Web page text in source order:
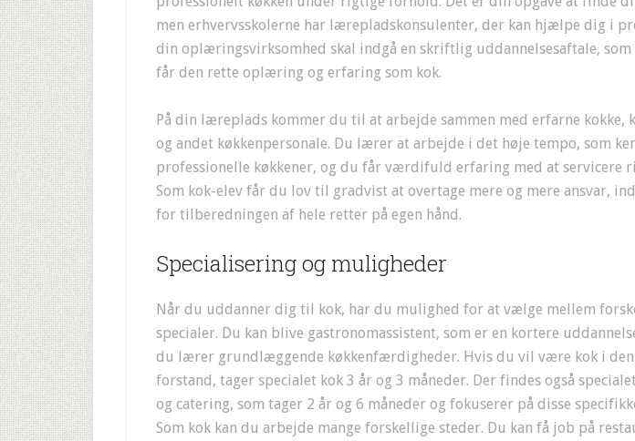
men erhvervsskolerne har lærepladskonsulenter, der kan hjælpe dig i
din oplæringsvirksomhed skal indgå en skriftlig uddannelsesaftale, som
får den rette oplæring og erfaring som kok.
På din læreplads kommer du til at arbejde sammen med erfarne kokke,
og andet køkkenpersonale. Du lærer at arbejde i det høje tempo, som
professionelle køkkener, og du får værdifuld erfaring med at servicere
Som kok-elev får du lov til gradvist at overtage mere og mere ansvar,
for tilberedningen af hele retter på egen hånd.
Specialisering og muligheder
Når du uddanner dig til kok, har du mulighed for at vælge mellem
specialer. Du kan blive gastronomassistent, som er en kortere
du lærer grundlæggende køkkenfærdigheder. Hvis du vil være kok i
forstand, tager specialet kok 3 år og 3 måneder. Der findes også
og catering, som tager 2 år og 6 måneder og fokuserer på disse
Som kok kan du arbejde mange forskellige steder. Du kan få job på